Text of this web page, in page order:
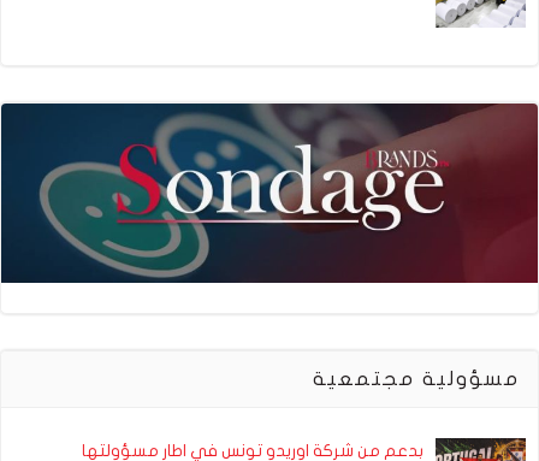
مسؤولية مجتمعية
بدعم من شركة اوريدو تونس في اطار مسؤولتها